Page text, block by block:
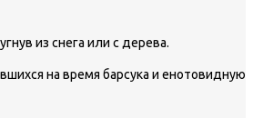
из снега или с дерева.
на время барсука и енотовидную